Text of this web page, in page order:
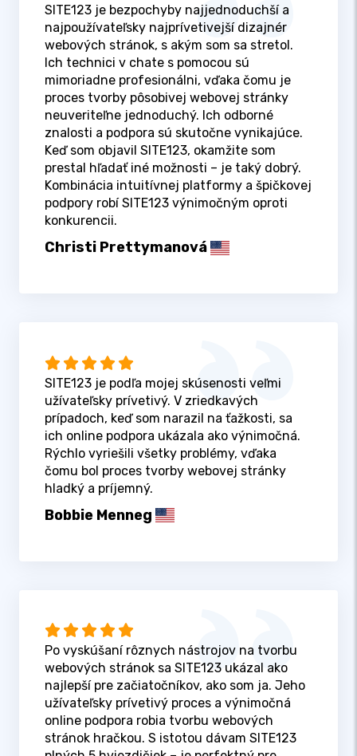
SITE123 je bezpochyby najjednoduchší a
najpoužívateľsky najprívetivejší dizajnér
webových stránok, s akým som sa stretol.
Ich technici v chate s pomocou sú
mimoriadne profesionálni, vďaka čomu je
proces tvorby pôsobivej webovej stránky
neuveriteľne jednoduchý. Ich odborné
znalosti a podpora sú skutočne vynikajúce.
Keď som objavil SITE123, okamžite som
prestal hľadať iné možnosti – je taký dobrý.
Kombinácia intuitívnej platformy a špičkovej
podpory robí SITE123 výnimočným oproti
konkurencii.
Christi Prettymanová
SITE123 je podľa mojej skúsenosti veľmi
užívateľsky prívetivý. V zriedkavých
prípadoch, keď som narazil na ťažkosti, sa
ich online podpora ukázala ako výnimočná.
Rýchlo vyriešili všetky problémy, vďaka
čomu bol proces tvorby webovej stránky
hladký a príjemný.
Bobbie Menneg
Po vyskúšaní rôznych nástrojov na tvorbu
webových stránok sa SITE123 ukázal ako
najlepší pre začiatočníkov, ako som ja. Jeho
užívateľsky prívetivý proces a výnimočná
online podpora robia tvorbu webových
stránok hračkou. S istotou dávam SITE123